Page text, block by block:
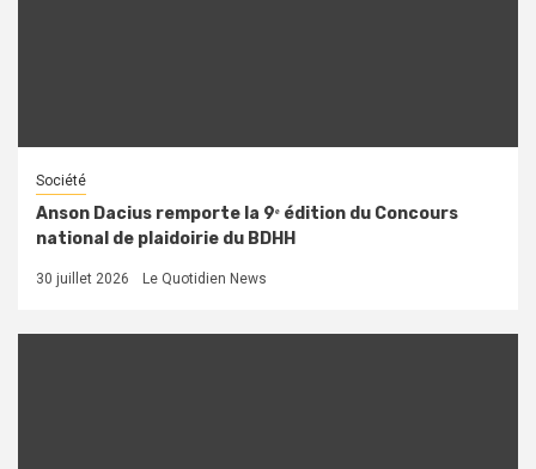
Société
Anson Dacius remporte la 9ᵉ édition du Concours
national de plaidoirie du BDHH
30 juillet 2026 Le Quotidien News